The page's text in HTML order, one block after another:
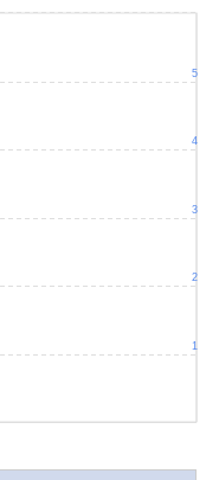
1
2
3
4
5